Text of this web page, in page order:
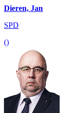
Dieren, Jan
SPD
()